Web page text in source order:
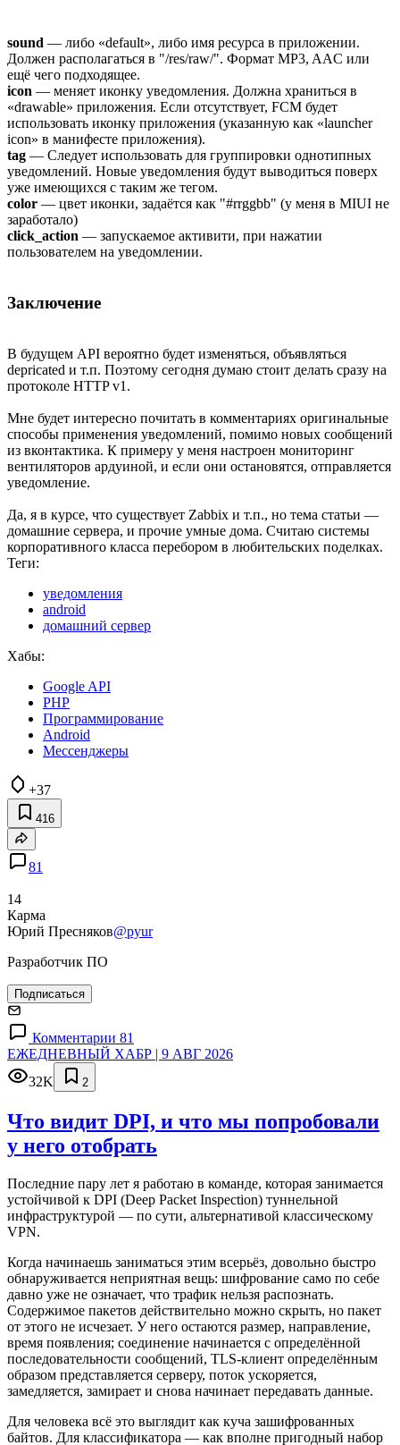
sound — либо «default», либо имя ресурса в приложении.
Должен располагаться в "/res/raw/". Формат MP3, AAC или
ещё чего подходящее.
icon — меняет иконку уведомления. Должна храниться в
«drawable» приложения. Если отсутствует, FCM будет
использовать иконку приложения (указанную как «launcher
icon» в манифесте приложения).
tag — Следует использовать для группировки однотипных
уведомлений. Новые уведомления будут выводиться поверх
уже имеющихся с таким же тегом.
color — цвет иконки, задаётся как "#rrggbb" (у меня в MIUI не
заработало)
click_action — запускаемое активити, при нажатии
пользователем на уведомлении.
Заключение
В будущем API вероятно будет изменяться, объявляться
depricated и т.п. Поэтому сегодня думаю стоит делать сразу на
протоколе HTTP v1.
Мне будет интересно почитать в комментариях оригинальные
способы применения уведомлений, помимо новых сообщений
из вконтактика. К примеру у меня настроен мониторинг
вентиляторов ардуиной, и если они остановятся, отправляется
уведомление.
Да, я в курсе, что существует Zabbix и т.п., но тема статьи —
домашние сервера, и прочие умные дома. Считаю системы
корпоративного класса перебором в любительских поделках.
Теги:
уведомления
android
домашний сервер
Хабы:
Google API
PHP
Программирование
Android
Мессенджеры
+37
416
81
14
Карма
Юрий Пресняков@pyur
Разработчик ПО
Подписаться
Комментарии 81
ЕЖЕДНЕВНЫЙ ХАБР | 9 АВГ 2026
32K
2
Что видит DPI, и что мы попробовали
у него отобрать
Последние пару лет я работаю в команде, которая занимается
устойчивой к DPI (Deep Packet Inspection) туннельной
инфраструктурой — по сути, альтернативой классическому
VPN.
Когда начинаешь заниматься этим всерьёз, довольно быстро
обнаруживается неприятная вещь: шифрование само по себе
давно уже не означает, что трафик нельзя распознать.
Содержимое пакетов действительно можно скрыть, но пакет
от этого не исчезает. У него остаются размер, направление,
время появления; соединение начинается с определённой
последовательности сообщений, TLS-клиент определённым
образом представляется серверу, поток ускоряется,
замедляется, замирает и снова начинает передавать данные.
Для человека всё это выглядит как куча зашифрованных
байтов. Для классификатора — как вполне пригодный набор